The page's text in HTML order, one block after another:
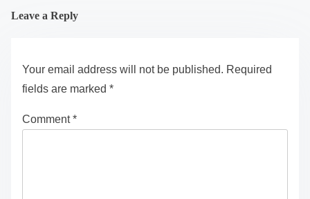
Leave a Reply
Your email address will not be published. Required
fields are marked *
Comment*